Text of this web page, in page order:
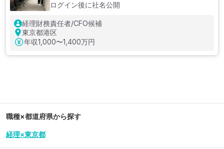
ログイン後に社名公開
経理財務責任者/CFO候補
東京都港区
年収1,000〜1,400万円
職種×都道府県から探す
経理×東京都